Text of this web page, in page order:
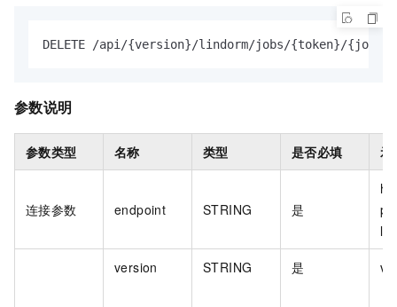
DELETE /api/{version}/lindorm/jobs/{token}/{jobId}
参数说明
参数类型 名称 类型 是否必填 示
连接参数 endpoint STRING 是
version STRING 是 v1